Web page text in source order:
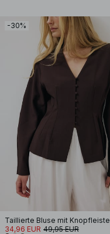
-30%
Taillierte Bluse mit Knopfleiste
34,96 EUR 49,95 EUR